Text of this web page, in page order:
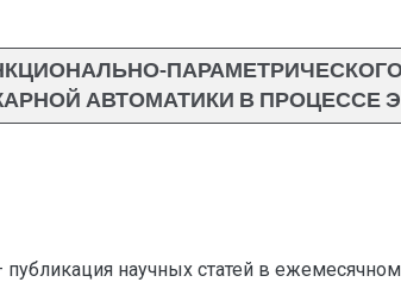
АВТОМАТИКИ В ПРОЦЕССЕ
научных статей в